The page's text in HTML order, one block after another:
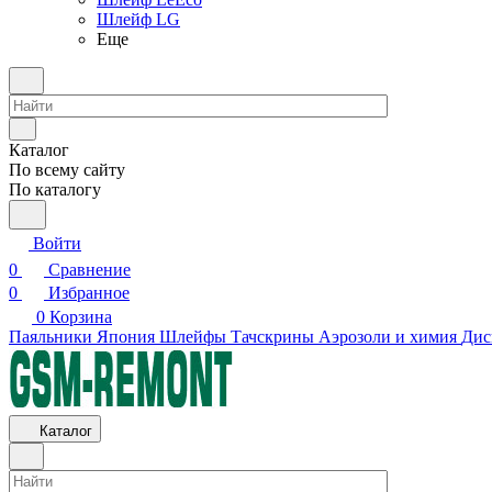
Шлейф LG
Еще
Каталог
По всему сайту
По каталогу
Войти
0
Сравнение
0
Избранное
0 Корзина
Паяльники Япония Шлейфы Тачскрины Аэрозоли и химия
Каталог